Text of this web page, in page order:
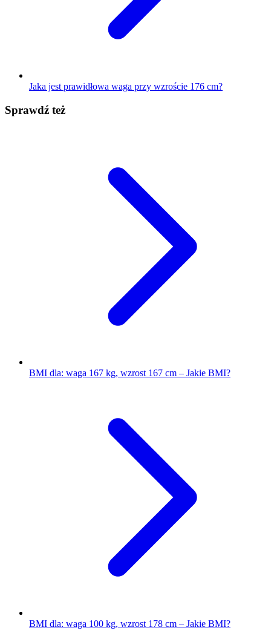
Jaka jest prawidłowa waga przy wzroście 176 cm?
Sprawdź też
BMI dla: waga 167 kg, wzrost 167 cm – Jakie BMI?
BMI dla: waga 100 kg, wzrost 178 cm – Jakie BMI?